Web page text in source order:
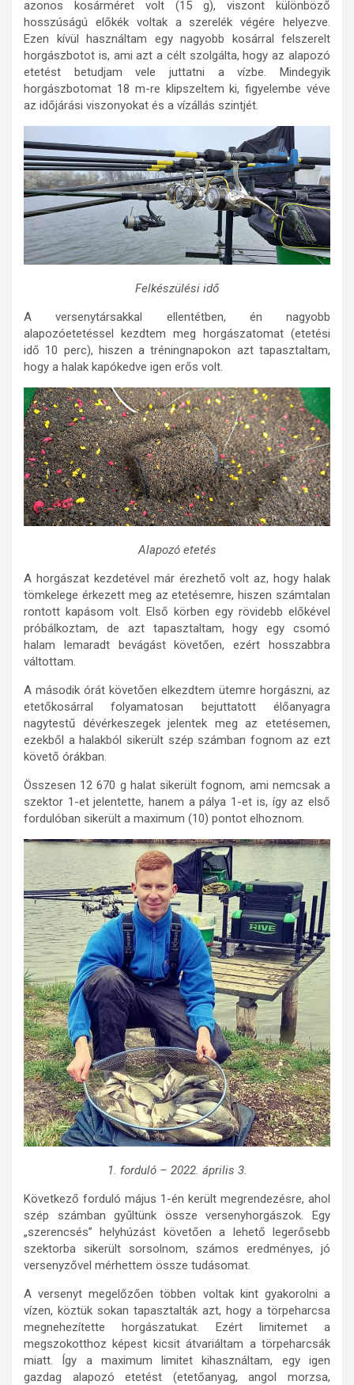
azonos kosárméret volt (15 g), viszont különböző
hosszúságú előkék voltak a szerelék végére helyezve.
Ezen kívül használtam egy nagyobb kosárral felszerelt
horgászbotot is, ami azt a célt szolgálta, hogy az alapozó
etetést betudjam vele juttatni a vízbe. Mindegyik
horgászbotomat 18 m-re klipszeltem ki, figyelembe véve
az időjárási viszonyokat és a vízállás szintjét.
Felkészülési idő
A versenytársakkal ellentétben, én nagyobb
alapozóetetéssel kezdtem meg horgászatomat (etetési
idő 10 perc), hiszen a tréningnapokon azt tapasztaltam,
hogy a halak kapókedve igen erős volt.
Alapozó etetés
A horgászat kezdetével már érezhető volt az, hogy halak
tömkelege érkezett meg az etetésemre, hiszen számtalan
rontott kapásom volt. Első körben egy rövidebb előkével
próbálkoztam, de azt tapasztaltam, hogy egy csomó
halam lemaradt bevágást követően, ezért hosszabbra
váltottam.
A második órát követően elkezdtem ütemre horgászni, az
etetőkosárral folyamatosan bejuttatott élőanyagra
nagytestű dévérkeszegek jelentek meg az etetésemen,
ezekből a halakból sikerült szép számban fognom az ezt
követő órákban.
Összesen 12 670 g halat sikerült fognom, ami nemcsak a
szektor 1-et jelentette, hanem a pálya 1-et is, így az első
fordulóban sikerült a maximum (10) pontot elhoznom.
1. forduló – 2022. április 3.
Következő forduló május 1-én került megrendezésre, ahol
szép számban gyűltünk össze versenyhorgászok. Egy
„szerencsés” helyhúzást követően a lehető legerősebb
szektorba sikerült sorsolnom, számos eredményes, jó
versenyzővel mérhettem össze tudásomat.
A versenyt megelőzően többen voltak kint gyakorolni a
vízen, köztük sokan tapasztalták azt, hogy a törpeharcsa
megnehezítette horgászatukat. Ezért limitemet a
megszokotthoz képest kicsit átvariáltam a törpeharcsák
miatt. Így a maximum limitet kihasználtam, egy igen
gazdag alapozó etetést (etetőanyag, angol morzsa,